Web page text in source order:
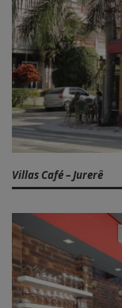
Villas Café – Jurerê